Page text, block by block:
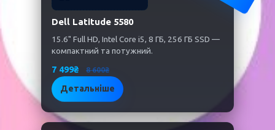
Dell Latitude 5580
15.6" Full HD, Intel Core i5, 8 ГБ, 256 ГБ SSD —
компактний та потужний.
7 499₴ 8 600₴
Детальніше